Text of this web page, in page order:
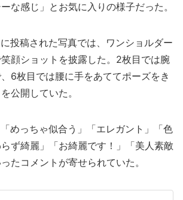
な感じ」とお気に入りの様子だった。
投稿された写真では、ワンショルダー
顔ショットを披露した。2枚目では腕
6枚目では腰に手をあててポーズをき
公開していた。
めっちゃ似合う」「エレガント」「色
ず綺麗」「お綺麗です！」「美人素敵
たコメントが寄せられていた。